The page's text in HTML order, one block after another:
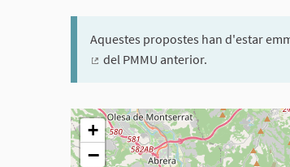
Aquestes propostes han d'estar
del PMMU anterior.
El següent element és un mapa que
+
−